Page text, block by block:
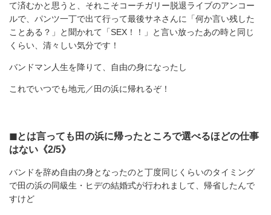
て済むかと思うと、それこそコーチガリー脱退ライブのアンコー
ルで、パンツ一丁で出て行って最後サネさんに「何か言い残した
ことある？」と聞かれて「SEX！！」と言い放ったあの時と同じ
くらい、清々しい気分です！
バンドマン人生を降りて、自由の身になったし
これでいつでも地元／田の浜に帰れるぞ！
◼︎とは言っても田の浜に帰ったところで選べるほどの仕事
はない《2/5》
バンドを辞め自由の身となったのと丁度同じくらいのタイミング
で田の浜の同級生・ヒデの結婚式が行われまして、帰省したんで
すけど